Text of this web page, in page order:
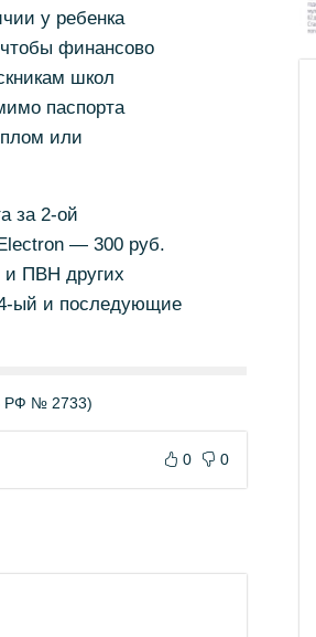
у ребенка
финансово
школ
паспорта
или
за 2-ой
— 300 руб.
и ПВН других
4-ый и последующие
РФ № 2733)
0 0